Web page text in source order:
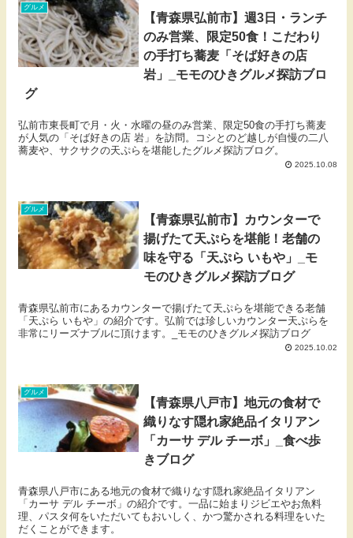
グルメ
【青森県弘前市】週3日・ランチ
のみ営業、限定50食！こだわり
の手打ち蕎麦「そば好きの店
岩」_モモのひきグルメ探訪ブロ
グ
弘前市東長町で月・火・水曜の昼のみ営業、限定50食の手打ち蕎麦
が人気の「そば好きの店 岩」を訪問。コシとのど越しが自慢の二八
蕎麦や、サクサクの天ぷらを堪能したグルメ探訪ブログ。
2025.10.08
グルメ
【青森県弘前市】カウンターで
揚げたて天ぷらを堪能！老舗の
味を守る「天ぷら いもや」_モ
モのひきグルメ探訪ブログ
青森県弘前市にあるカウンターで揚げたて天ぷらを堪能できる老舗
「天ぷら いもや」の紹介です。弘前では珍しいカウンター天ぷらを
非常にリーズナブルに頂けます。_モモのひきグルメ探訪ブログ
2025.10.02
グルメ
【青森県八戸市】地元の食材で
織りなす隠れ家絶品イタリアン
「カーサ デル チーボ」_食べ歩
きブログ
青森県八戸市にある地元の食材で織りなす隠れ家絶品イタリアン
「カーサ デル チーボ」の紹介です。一品に始まりジビエやお魚料
理、パスタ何をいただいてもおいしく、かつ驚かされる料理をいた
だくことができます。